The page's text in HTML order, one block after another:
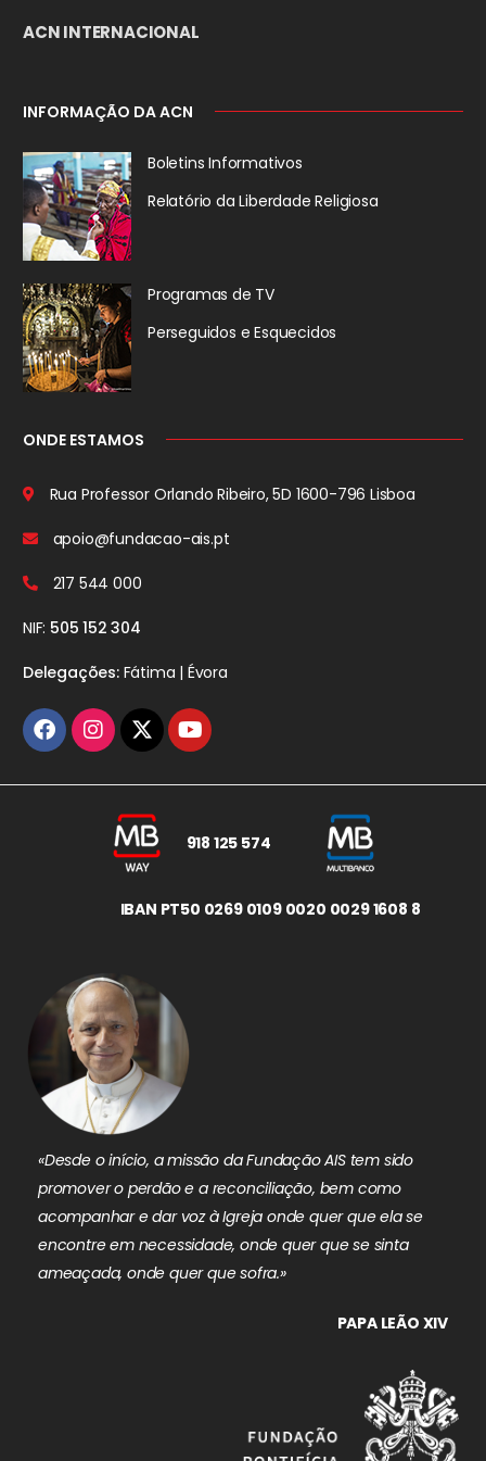
ACN INTERNACIONAL
INFORMAÇÃO DA ACN
Boletins Informativos
Relatório da Liberdade Religiosa
Programas de TV
Perseguidos e Esquecidos
ONDE ESTAMOS
Rua Professor Orlando Ribeiro, 5D 1600-796 Lisboa
apoio@fundacao-ais.pt
217 544 000
NIF: 505 152 304
Delegações:Fátima | Évora
918 125 574
IBAN PT50 0269 0109 0020 0029 1608 8
«Desde o início, a missão da Fundação AIS tem sido
promover o perdão e a reconciliação, bem como
acompanhar e dar voz à Igreja onde quer que ela se
encontre em necessidade, onde quer que se sinta
ameaçada, onde quer que sofra.»
PAPA LEÃO XIV